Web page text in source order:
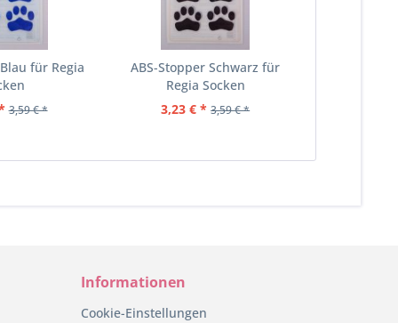
für Regia
3,59 € *
ABS-Stopper Schwarz für
Regia Socken
3,23 € * 3,59 € *
Informationen
Cookie-Einstellungen